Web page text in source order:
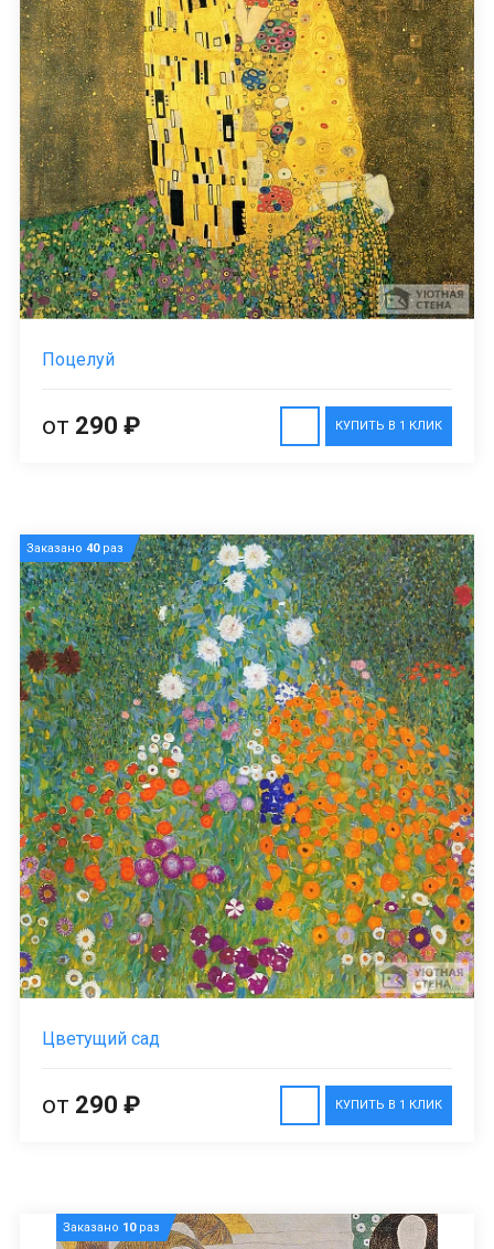
Поцелуй
КУПИТЬ В 1 КЛИК
от 290 ₽
Заказано 40раз
Цветущий сад
КУПИТЬ В 1 КЛИК
от 290 ₽
Заказано 10раз